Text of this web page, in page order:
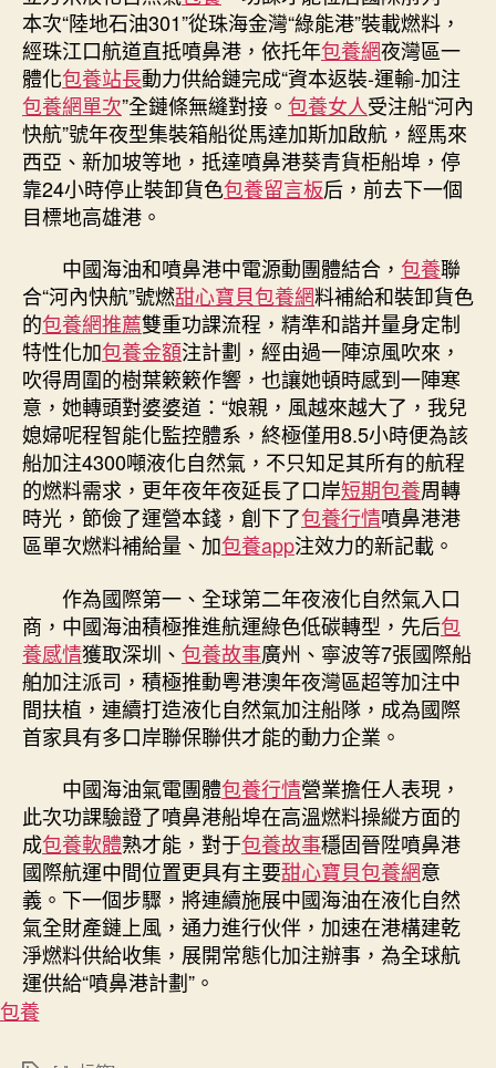
本次“陸地石油301”從珠海金灣“綠能港”裝載燃料，
經珠江口航道直抵噴鼻港，依托年包養網夜灣區一
體化包養站長動力供給鏈完成“資本返裝-運輸-加注
包養網單次”全鏈條無縫對接。 包養女人受注船“河內
快航”號年夜型集裝箱船從馬達加斯加啟航，經馬來
西亞、新加坡等地，抵達噴鼻港葵青貨柜船埠，停
靠24小時停止裝卸貨色包養留言板后，前去下一個
目標地高雄港。
中國海油和噴鼻港中電源動團體結合， 包養聯
合“河內快航”號燃甜心寶貝包養網料補給和裝卸貨色
的包養網推薦雙重功課流程，精準和諧并量身定制
特性化加包養金額注計劃，經由過一陣涼風吹來，
吹得周圍的樹葉簌簌作響，也讓她頓時感到一陣寒
意，她轉頭對婆婆道：“娘親，風越來越大了，我兒
媳婦呢程智能化監控體系，終極僅用8.5小時便為該
船加注4300噸液化自然氣，不只知足其所有的航程
的燃料需求，更年夜年夜延長了口岸短期包養周轉
時光，節儉了運營本錢，創下了包養行情噴鼻港港
區單次燃料補給量、加包養app注效力的新記載。
作為國際第一、全球第二年夜液化自然氣入口
商，中國海油積極推進航運綠色低碳轉型，先后包
養感情獲取深圳、 包養故事廣州、寧波等7張國際船
舶加注派司，積極推動粵港澳年夜灣區超等加注中
間扶植，連續打造液化自然氣加注船隊，成為國際
首家具有多口岸聯保聯供才能的動力企業。
中國海油氣電團體包養行情營業擔任人表現，
此次功課驗證了噴鼻港船埠在高溫燃料操縱方面的
成包養軟體熟才能，對于包養故事穩固晉陞噴鼻港
國際航運中間位置更具有主要甜心寶貝包養網意
義。下一個步驟，將連續施展中國海油在液化自然
氣全財產鏈上風，通力進行伙伴，加速在港構建乾
淨燃料供給收集，展開常態化加注辦事，為全球航
運供給“噴鼻港計劃”。
包養